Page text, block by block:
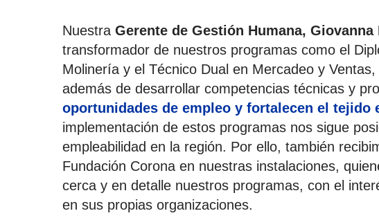
Nuestra Gerente de Gestión Humana, Giovanna
transformador de nuestros programas como el
Molinería y el Técnico Dual en Mercadeo y
además de desarrollar competencias técnicas y
oportunidades de empleo y fortalecen el tejido
implementación de estos programas nos sigue
empleabilidad en la región. Por ello, también
Fundación Corona en nuestras instalaciones,
cerca y en detalle nuestros programas, con el
en sus propias organizaciones.